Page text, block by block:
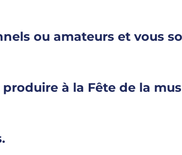
ou amateurs et vous
à la Fête de la